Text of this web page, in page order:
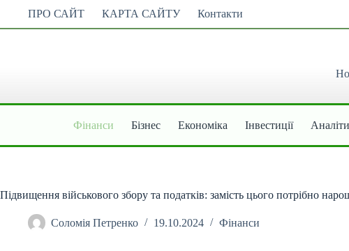
вмісту
ПРО САЙТ КАРТА САЙТУ Контакти
Фінанси Бізнес Економіка Інвестиції
Підвищення військового збору та податків: замість цього потрібно
Соломія Петренко 19.10.2024 Фінанси